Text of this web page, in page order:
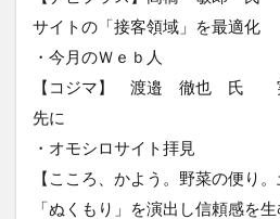
サイトの「接客領域」を最適化
・今月のＷｅｂ人
【コジマ】 渡邉 徹也 氏 実
先に
・オモシロサイト拝見
【こころ、かよう。野菜の便り。
「ぬくもり」を演出し信頼感を生